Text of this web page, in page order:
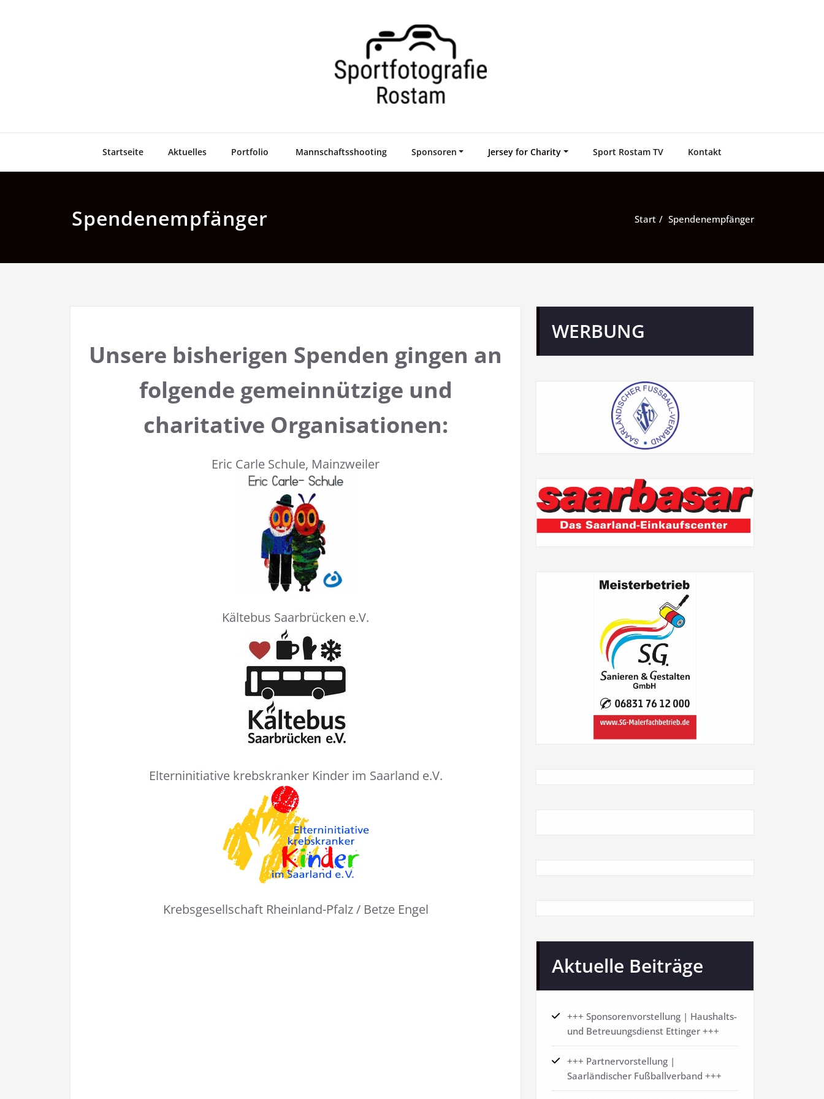
Startseite Aktuelles Portfolio Mannschaftsshooting Sponsoren Jersey for Charity Sport Rostam TV Kontakt
Spendenempfänger Start Spendenempfänger
Unsere bisherigen Spenden gingen an
folgende gemeinnützige und
charitative Organisationen:
Eric Carle Schule, Mainzweiler
Kältebus Saarbrücken e.V.
Elterninitiative krebskranker Kinder im Saarland e.V.
Krebsgesellschaft Rheinland-Pfalz / Betze Engel
WERBUNG
Aktuelle Beiträge
+++ Sponsorenvorstellung | Haushalts-
und Betreuungsdienst Ettinger +++
+++ Partnervorstellung |
Saarländischer Fußballverband +++